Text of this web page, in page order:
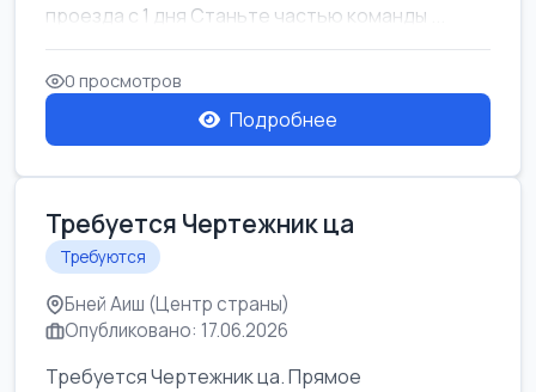
проезда с 1 дня Станьте частью команды ...
0 просмотров
Подробнее
Требуется Чертежник ца
Требуются
Бней Аиш (Центр страны)
Опубликовано: 17.06.2026
Требуется Чертежник ца. Прямое